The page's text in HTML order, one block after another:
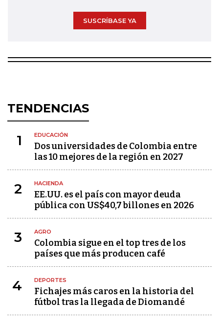
SUSCRÍBASE YA
TENDENCIAS
1 EDUCACIÓN
Dos universidades de Colombia entre
las 10 mejores de la región en 2027
2 HACIENDA
EE.UU. es el país con mayor deuda
pública con US$40,7 billones en 2026
3 AGRO
Colombia sigue en el top tres de los
países que más producen café
4 DEPORTES
Fichajes más caros en la historia del
fútbol tras la llegada de Diomandé